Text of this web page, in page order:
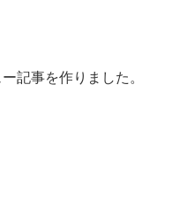
記事を作りました。